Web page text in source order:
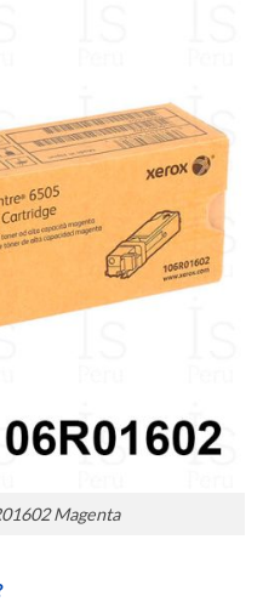
Magenta